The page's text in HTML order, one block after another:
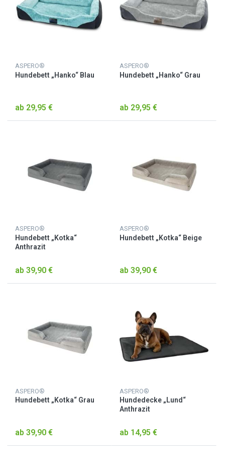
ASPERO®
Hundebett „Hanko“ Blau
ab 29,95 €
ASPERO®
Hundebett „Hanko“ Grau
ab 29,95 €
ASPERO®
Hundebett „Kotka“
Anthrazit
ab 39,90 €
ASPERO®
Hundebett „Kotka“ Beige
ab 39,90 €
ASPERO®
Hundebett „Kotka“ Grau
ab 39,90 €
ASPERO®
Hundedecke „Lund“
Anthrazit
ab 14,95 €